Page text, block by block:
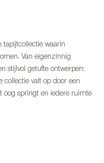
tapijtcollectie waarin
Van eigenzinnig
stijlvol getufte ontwerpen:
collectie valt op door een
oog springt en iedere ruimte